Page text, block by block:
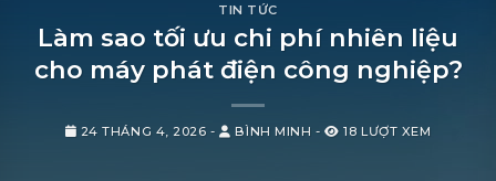
TIN TỨC
Làm sao tối ưu chi phí nhiên liệu
cho máy phát điện công nghiệp?
24 THÁNG 4, 2026 - BÌNH MINH - 18 LƯỢT XEM